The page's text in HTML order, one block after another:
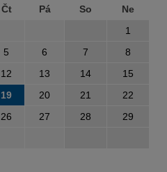
Čt Pá So
Ne
1
5 6 7
8
12 13 14
15
19 20 21
22
26 27 28
29